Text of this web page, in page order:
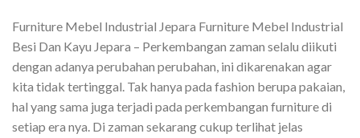
Furniture Mebel Industrial Jepara Furniture Mebel Industrial
Besi Dan Kayu Jepara – Perkembangan zaman selalu diikuti
dengan adanya perubahan perubahan, ini dikarenakan agar
kita tidak tertinggal. Tak hanya pada fashion berupa pakaian,
hal yang sama juga terjadi pada perkembangan furniture di
setiap era nya. Di zaman sekarang cukup terlihat jelas